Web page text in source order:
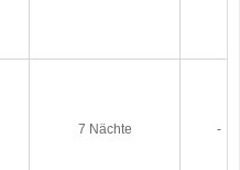
7 Nächte -